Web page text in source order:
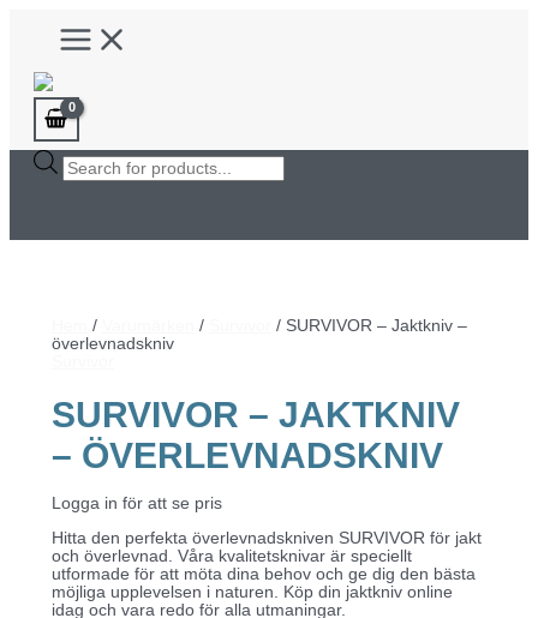
innehåll
Main
Menu
Products
search
/ /
/ SURVIVOR – Jaktkniv –
överlevnadskniv
SURVIVOR – JAKTKNIV
– ÖVERLEVNADSKNIV
Logga in för att se pris
Hitta den perfekta överlevnadskniven SURVIVOR för jakt
och överlevnad. Våra kvalitetsknivar är speciellt
utformade för att möta dina behov och ge dig den bästa
möjliga upplevelsen i naturen. Köp din jaktkniv online
idag och vara redo för alla utmaningar.